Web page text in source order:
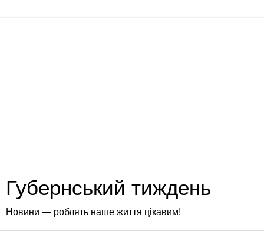
Губернський тиждень
Новини — роблять наше життя цікавим!